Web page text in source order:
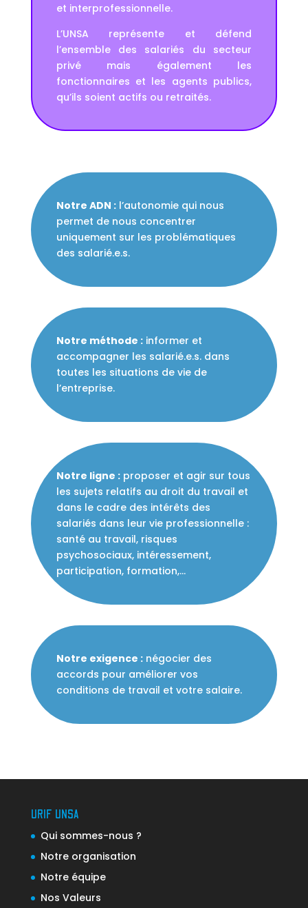
et interprofessionnelle.
L’UNSA représente et défend
l’ensemble des salariés du secteur
privé mais également les
fonctionnaires et les agents publics,
qu’ils soient actifs ou retraités.
Notre ADN :l’autonomie qui nous
permet de nous concentrer
uniquement sur les problématiques
des salarié.e.s.
Notre méthode :informer et
accompagner les salarié.e.s. dans
toutes les situations de vie de
l’entreprise.
Notre ligne :proposer et agir sur tous
les sujets relatifs au droit du travail et
dans le cadre des intérêts des
salariés dans leur vie professionnelle :
santé au travail, risques
psychosociaux, intéressement,
participation, formation,…
Notre exigence :négocier des
accords pour améliorer vos
conditions de travail et votre salaire.
URIF UNSA
Qui sommes-nous ?
Notre organisation
Notre équipe
Nos Valeurs